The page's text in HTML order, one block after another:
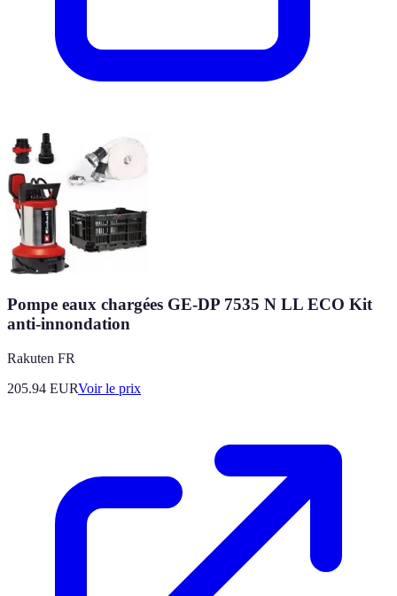
Pompe eaux chargées GE-DP 7535 N LL ECO Kit
anti-innondation
Rakuten FR
205.94 EURVoir le prix